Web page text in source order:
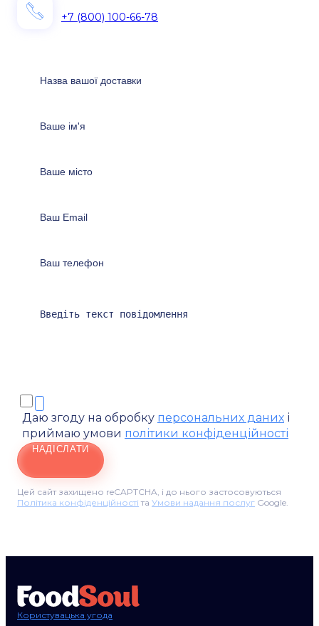
+7 (800) 100-66-78
Даю згоду на обробку персональних даних і
приймаю умови політики конфіденційності
НАДІСЛАТИ
Цей сайт захищено reCAPTCHA, і до нього застосовуються
Політика конфіденційності та Умови надання послуг Google.
Користувацька угода